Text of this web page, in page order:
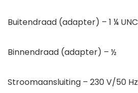
Buitendraad (adapter) – 1 ¼ UNC
Binnendraad (adapter) – ½
Stroomaansluiting – 230 V/50 Hz